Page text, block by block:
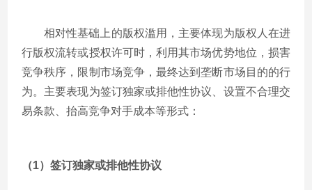
相对性基础上的版权滥用，主要体现为版权人在进
行版权流转或授权许可时，利用其市场优势地位，损害
竞争秩序，限制市场竞争，最终达到垄断市场目的的行
为。主要表现为签订独家或排他性协议、设置不合理交
易条款、抬高竞争对手成本等形式：
（1）签订独家或排他性协议